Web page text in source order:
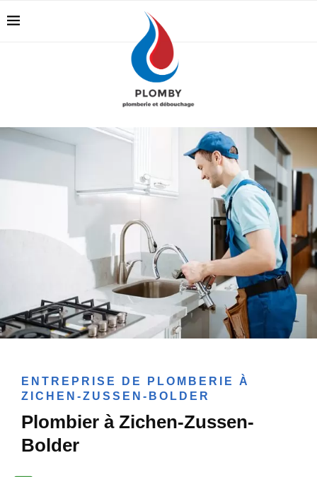
ENTREPRISE DE PLOMBERIE À
ZICHEN-ZUSSEN-BOLDER
Plombier à Zichen-Zussen-
Bolder